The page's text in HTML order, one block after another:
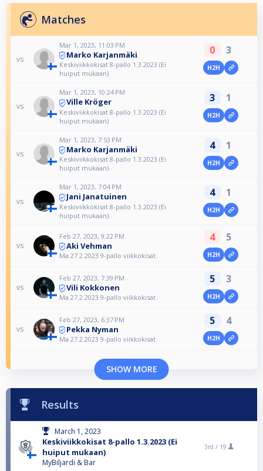
Matches
vs
Mar 1, 2023, 11:03 PM
Marko Karjanmäki
Keskiviikkokisat 8-pallo 1.3.2023 (Ei
huiput mukaan)
0 3
H2H
vs
Mar 1, 2023, 10:24 PM
Ville Kröger
Keskiviikkokisat 8-pallo 1.3.2023 (Ei
huiput mukaan)
3 1
H2H
vs
Mar 1, 2023, 7:53 PM
Marko Karjanmäki
Keskiviikkokisat 8-pallo 1.3.2023 (Ei
huiput mukaan)
4 1
H2H
vs
Mar 1, 2023, 7:04 PM
Jani Janatuinen
Keskiviikkokisat 8-pallo 1.3.2023 (Ei
huiput mukaan)
4 1
H2H
vs
Feb 27, 2023, 9:22 PM
Aki Vehman
Ma 27.2.2023 9-pallo viikkokisat
4 5
H2H
vs
Feb 27, 2023, 7:39 PM
Vili Kokkonen
Ma 27.2.2023 9-pallo viikkokisat
5 3
H2H
vs
Feb 27, 2023, 6:37 PM
Pekka Nyman
Ma 27.2.2023 9-pallo viikkokisat
5 4
H2H
SHOW MORE
Results
March 1, 2023
Keskiviikkokisat 8-pallo 1.3.2023 (Ei
huiput mukaan)
MyBiljardi & Bar
3rd / 19